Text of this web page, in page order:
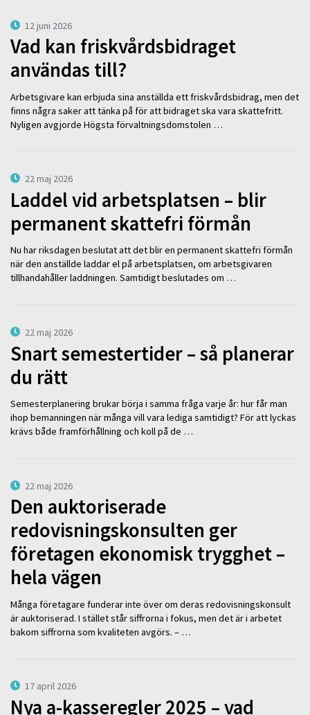
12 juni 2026
Vad kan friskvårdsbidraget
användas till?
Arbetsgivare kan erbjuda sina anställda ett friskvårdsbidrag, men det
finns några saker att tänka på för att bidraget ska vara skattefritt.
Nyligen avgjorde Högsta förvaltningsdomstolen …
22 maj 2026
Laddel vid arbetsplatsen – blir
permanent skattefri förmån
Nu har riksdagen beslutat att det blir en permanent skattefri förmån
när den anställde laddar el på arbetsplatsen, om arbetsgivaren
tillhandahåller laddningen. Samtidigt beslutades om …
22 maj 2026
Snart semestertider – så planerar
du rätt
Semesterplanering brukar börja i samma fråga varje år: hur får man
ihop bemanningen när många vill vara lediga samtidigt? För att lyckas
krävs både framförhållning och koll på de …
22 maj 2026
Den auktoriserade
redovisningskonsulten ger
företagen ekonomisk trygghet –
hela vägen
Många företagare funderar inte över om deras redovisningskonsult
är auktoriserad. I stället står siffrorna i fokus, men det är i arbetet
bakom siffrorna som kvaliteten avgörs. – …
17 april 2026
Nya a-kasseregler 2025 – vad